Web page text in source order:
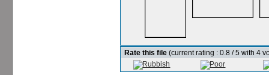
Rate this file (current rating : 0.8 / 5 with 4